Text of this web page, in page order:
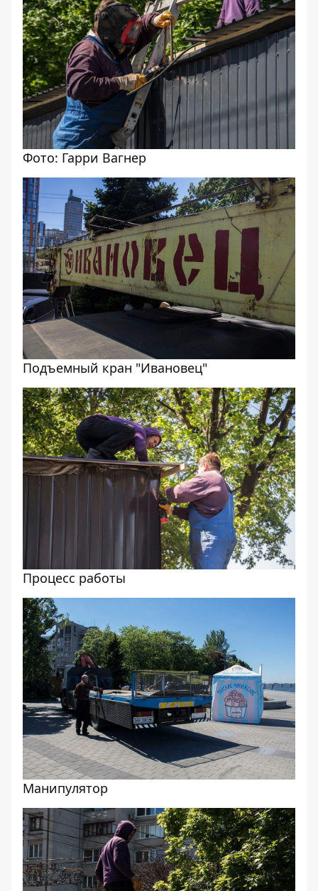
Фото: Гарри Вагнер
Подъемный кран "Ивановец"
Процесс работы
Манипулятор